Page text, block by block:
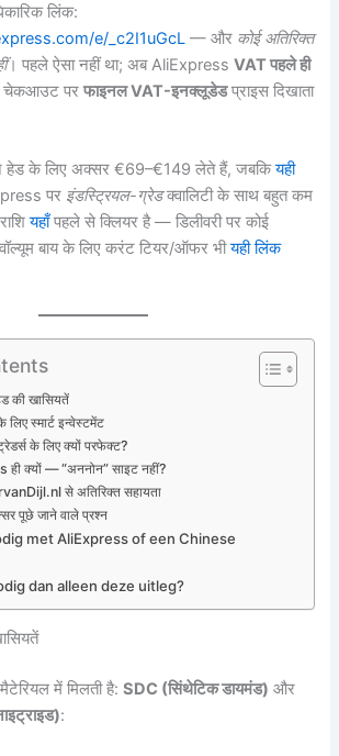
लिंक:
e/_c2I1uGcL — और कोई अतिरिक्त
। पहले ऐसा नहीं था; अब AliExpressVAT पहले ही
परफाइनल VAT-इनक्लूडेडप्राइस दिखाता
हेड के लिए अक्सर €69–€149 लेते हैं, जबकियही
पर इंडस्ट्रियल-ग्रेडक्वालिटी के साथ बहुत कम
यहाँपहले से क्लियर है — डिलीवरी पर कोई
वॉल्यूम बाय के लिए करंट टियर/ऑफर भीयही लिंक
की खासियतें
स्मार्ट इन्वेस्टमेंट
के लिए क्यों परफेक्ट?
क्यों — “अननोन” साइट नहीं?
से अतिरिक्त सहायता
पूछे जाने वाले प्रश्न
met AliExpress of een Chinese
dan alleen deze uitleg?
में मिलती है:SDC (सिंथेटिक डायमंड) और
: